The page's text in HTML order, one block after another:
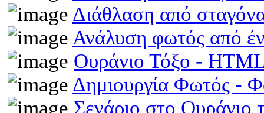
Διάθλαση από
Ανάλυση φωτός από
Ουράνιο Τόξο -
Δημιουργία Φωτός -
Σενάριο στο Ουράνιο